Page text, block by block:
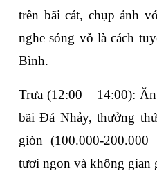
trên bãi cát, chụp ảnh
nghe sóng vỗ là cách
Bình.
Trưa (12:00 – 14:00):
bãi Đá Nhảy, thưởng
giòn (100.000-
tươi ngon và không gian